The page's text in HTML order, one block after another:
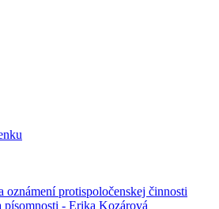
oznámení protispoločenskej činnosti
písomnosti - Erika Kozárová